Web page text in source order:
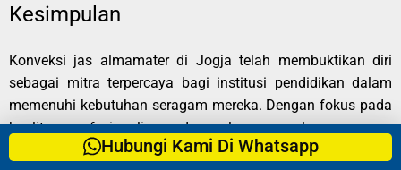
Hubungi Kami Di Whatsapp
Kesimpulan
Konveksi jas almamater di Jogja telah membuktikan diri
sebagai mitra terpercaya bagi institusi pendidikan dalam
memenuhi kebutuhan seragam mereka. Dengan fokus pada
kualitas, profesionalisme, dan pelayanan pelanggan yang
prima, konveksi ini terus menjadi pilihan utama bagi mereka